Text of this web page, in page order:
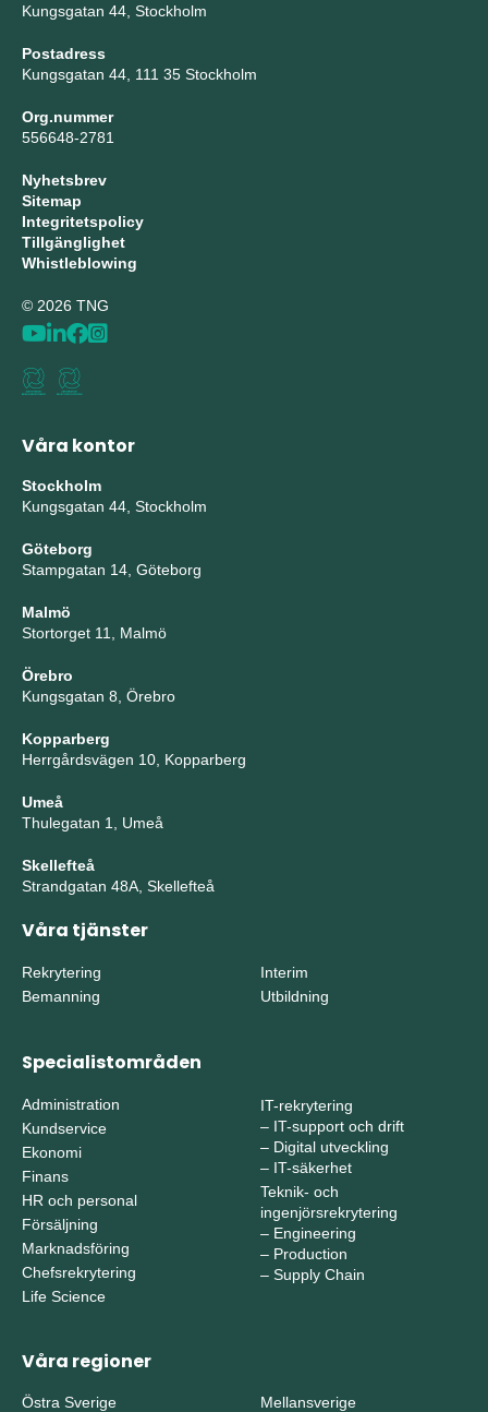
Kungsgatan 44, Stockholm
Postadress
Kungsgatan 44, 111 35 Stockholm
Org.nummer
556648-2781
Nyhetsbrev
Sitemap
Integritetspolicy
Tillgänglighet
Whistleblowing
© 2026 TNG
Våra kontor
Stockholm
Kungsgatan 44, Stockholm
Göteborg
Stampgatan 14, Göteborg
Malmö
Stortorget 11, Malmö
Örebro
Kungsgatan 8, Örebro
Kopparberg
Herrgårdsvägen 10, Kopparberg
Umeå
Thulegatan 1, Umeå
Skellefteå
Strandgatan 48A, Skellefteå
Våra tjänster
Rekrytering
Bemanning
Interim
Utbildning
Specialistområden
Administration
Kundservice
Ekonomi
Finans
HR och personal
Försäljning
Marknadsföring
Chefsrekrytering
Life Science
IT-rekrytering
– IT-support och drift
– Digital utveckling
– IT-säkerhet
Teknik- och
ingenjörsrekrytering
– Engineering
– Production
– Supply Chain
Våra regioner
Östra Sverige Mellansverige